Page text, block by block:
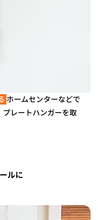
ホームセンターなどで
レートハンガーを取
ルに